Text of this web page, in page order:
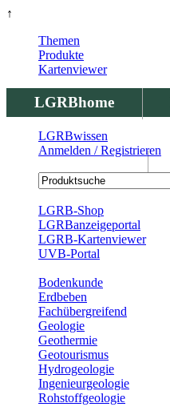
↑
LGRBhome
LGRBbohrungen
Themen
Produkte
Kartenviewer
LGRBwissen
Anmelden / Registrieren
LGRB-Shop
LGRBanzeigeportal
LGRB-Kartenviewer
UVB-Portal
Bodenkunde
Erdbeben
Fachübergreifend
Geologie
Geothermie
Geotourismus
Hydrogeologie
Ingenieurgeologie
Rohstoffgeologie